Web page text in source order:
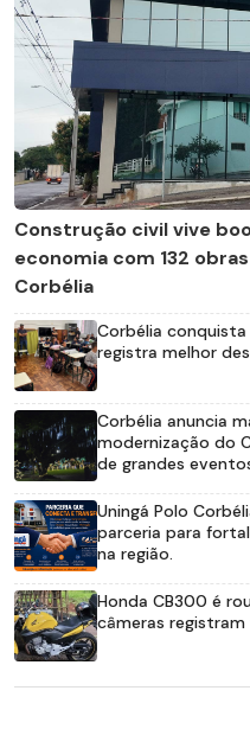
Construção civil vive
economia com 132
Corbélia
Corbélia
registra melhor
Corbélia anuncia
modernização do
de grandes
Uningá Polo
parceria para
na região.
Honda CB300 é
câmeras